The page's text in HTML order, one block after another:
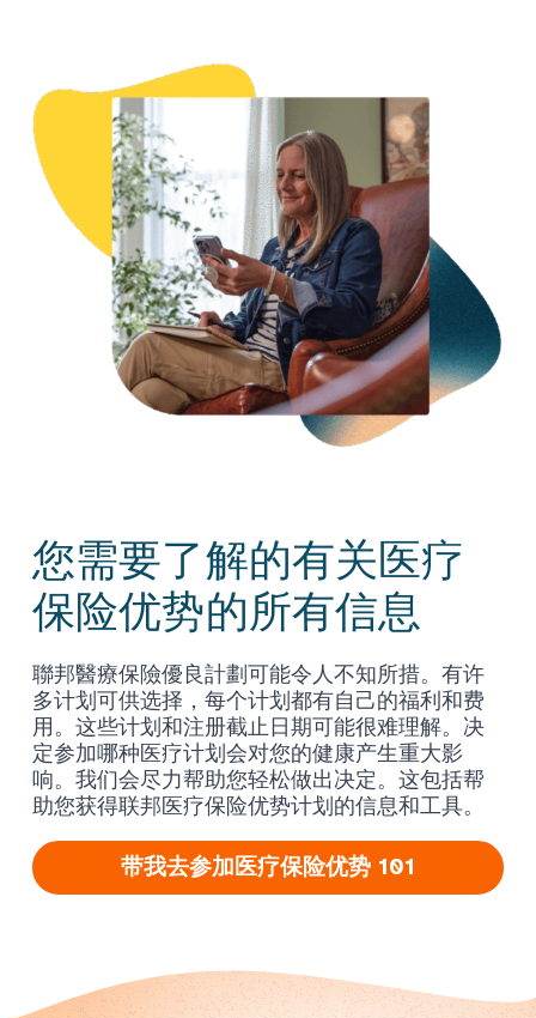
您需要了解的有关医疗
保险优势的所有信息
聯邦醫療保險優良計劃可能令人不知所措。有许
多计划可供选择，每个计划都有自己的福利和费
用。这些计划和注册截止日期可能很难理解。决
定参加哪种医疗计划会对您的健康产生重大影
响。我们会尽力帮助您轻松做出决定。这包括帮
助您获得联邦医疗保险优势计划的信息和工具。
带我去参加医疗保险优势 101